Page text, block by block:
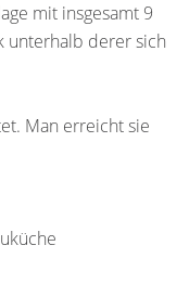
mit insgesamt 9
unterhalb derer sich
Man erreicht sie